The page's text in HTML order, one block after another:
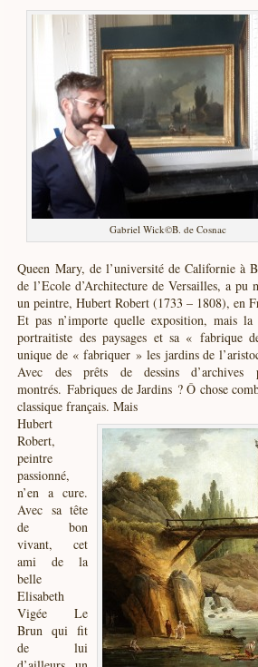
Gabriel Wick©B. de Cosnac
Queen Mary, de l’université de Californie à
de l’Ecole d’Architecture de Versailles, a pu
un peintre, Hubert Robert (1733 – 1808), en
Et pas n’importe quelle exposition, mais la
portraitiste des paysages et sa « fabrique
unique de « fabriquer » les jardins de
Avec des prêts de dessins d’archives
montrés. Fabriques de Jardins ? Ô chose
classique français. Mais
Hubert
Robert,
peintre
passionné,
n’en a cure.
Avec sa tête
de bon
vivant, cet
ami de la
belle
Elisabeth
Vigée Le
Brun qui fit
de lui